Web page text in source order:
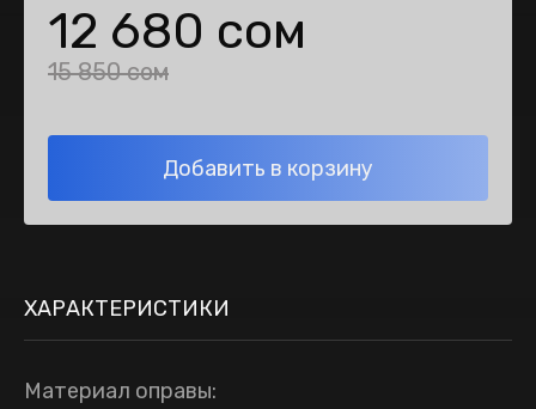
12 680 сом
15 850 сом
Добавить в корзину
ХАРАКТЕРИСТИКИ
Материал оправы: